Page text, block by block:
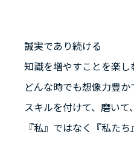
誠実であり続ける
知識を増やすことを楽し
どんな時でも想像力豊か
スキルを付けて、磨いて
『私』ではなく『私たち』